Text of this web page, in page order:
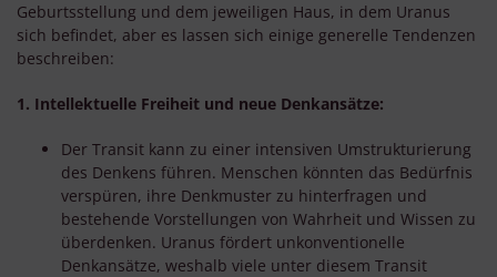
Geburtsstellung und dem jeweiligen Haus, in dem Uranus
sich befindet, aber es lassen sich einige generelle Tendenzen
beschreiben:
1. Intellektuelle Freiheit und neue Denkansätze:
Der Transit kann zu einer intensiven Umstrukturierung
des Denkens führen. Menschen könnten das Bedürfnis
verspüren, ihre Denkmuster zu hinterfragen und
bestehende Vorstellungen von Wahrheit und Wissen zu
überdenken. Uranus fördert unkonventionelle
Denkansätze, weshalb viele unter diesem Transit